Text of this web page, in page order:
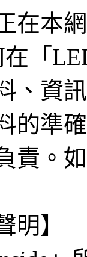
在本
「
、資
的準
責。
明】